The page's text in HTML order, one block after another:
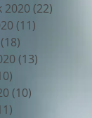
2020 (22)
(11)
(18)
(13)
(10)